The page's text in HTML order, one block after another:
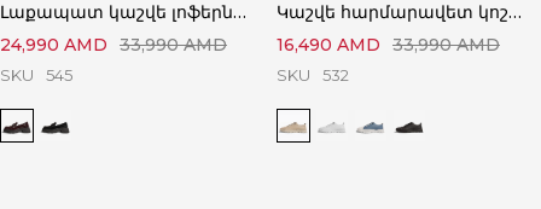
Լաքապատ կաշվե լոֆերներ՝ Կատարյալ Ստիլային
33,990AMD
24,990 AMD
SKU 545
Կաշվե հարմարավետ կոշիկներ՝ Կատարյալ Հարմարավետ
33,990AMD
16,490 AMD
SKU 532